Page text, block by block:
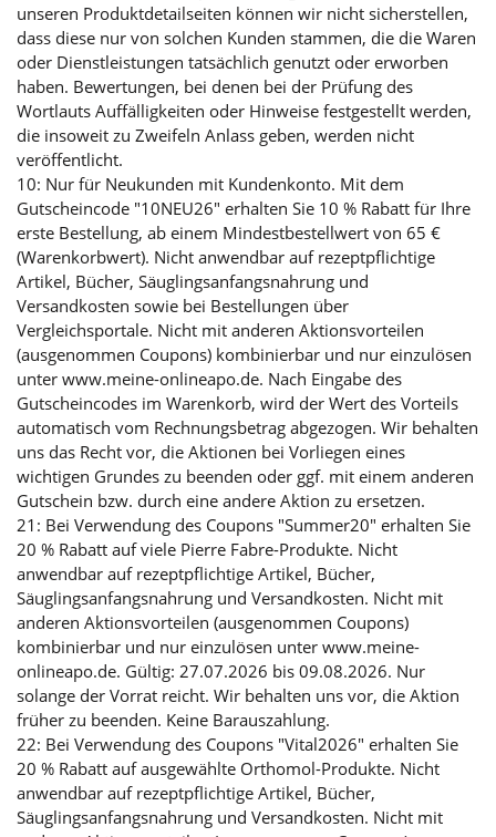
unseren Produktdetailseiten können wir nicht sicherstellen,
dass diese nur von solchen Kunden stammen, die die Waren
oder Dienstleistungen tatsächlich genutzt oder erworben
haben. Bewertungen, bei denen bei der Prüfung des
Wortlauts Auffälligkeiten oder Hinweise festgestellt werden,
die insoweit zu Zweifeln Anlass geben, werden nicht
veröffentlicht.
10: Nur für Neukunden mit Kundenkonto. Mit dem
Gutscheincode "10NEU26" erhalten Sie 10 % Rabatt für Ihre
erste Bestellung, ab einem Mindestbestellwert von 65 €
(Warenkorbwert). Nicht anwendbar auf rezeptpflichtige
Artikel, Bücher, Säuglingsanfangsnahrung und
Versandkosten sowie bei Bestellungen über
Vergleichsportale. Nicht mit anderen Aktionsvorteilen
(ausgenommen Coupons) kombinierbar und nur einzulösen
unter www.meine-onlineapo.de. Nach Eingabe des
Gutscheincodes im Warenkorb, wird der Wert des Vorteils
automatisch vom Rechnungsbetrag abgezogen. Wir behalten
uns das Recht vor, die Aktionen bei Vorliegen eines
wichtigen Grundes zu beenden oder ggf. mit einem anderen
Gutschein bzw. durch eine andere Aktion zu ersetzen.
21: Bei Verwendung des Coupons "Summer20" erhalten Sie
20 % Rabatt auf viele Pierre Fabre-Produkte. Nicht
anwendbar auf rezeptpflichtige Artikel, Bücher,
Säuglingsanfangsnahrung und Versandkosten. Nicht mit
anderen Aktionsvorteilen (ausgenommen Coupons)
kombinierbar und nur einzulösen unter www.meine-
onlineapo.de. Gültig: 27.07.2026 bis 09.08.2026. Nur
solange der Vorrat reicht. Wir behalten uns vor, die Aktion
früher zu beenden. Keine Barauszahlung.
22: Bei Verwendung des Coupons "Vital2026" erhalten Sie
20 % Rabatt auf ausgewählte Orthomol-Produkte. Nicht
anwendbar auf rezeptpflichtige Artikel, Bücher,
Säuglingsanfangsnahrung und Versandkosten. Nicht mit